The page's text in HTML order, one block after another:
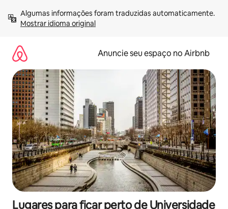
para
Mostrar idioma original
Anuncie seu espaço no Airbnb
Lugares para ficar perto de Universidade